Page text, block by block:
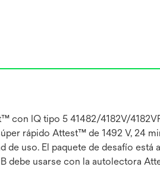
IQ tipo 5 41482/4182V/
rápido Attest™ de 1492 V, 24
uso. El paquete de desafío
debe usarse con la autolectora